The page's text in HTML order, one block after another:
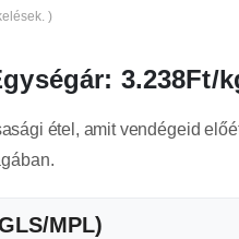
)
3.238Ft/
étel, amit vendégeid
MPL)